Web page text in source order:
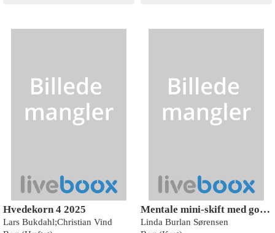
Hvedekorn 4 2025
Lars Bukdahl;Christian Vind
Mentale mini-skift med gorillaen – Duo-udgaven (udvidet kortsæt) - 35 unikke illustrationer, heraf 5 helt nye. Hvert kort er i dobbelt eksemplar.
Linda Burlan Sørensen